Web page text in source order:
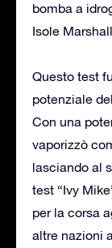
bomba a
Isole
Questo test
potenziale
Con una
vaporizzò
lasciando al
test “Ivy
per la corsa
altre nazioni